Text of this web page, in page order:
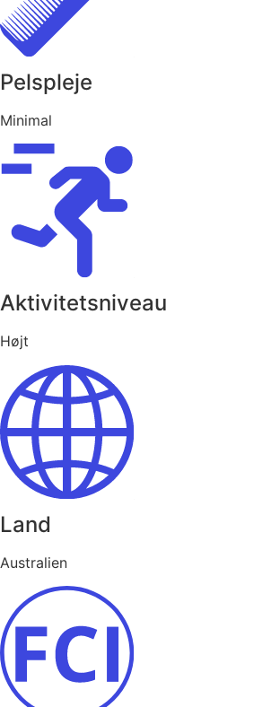
Pelspleje
Minimal
Aktivitetsniveau
Højt
Land
Australien